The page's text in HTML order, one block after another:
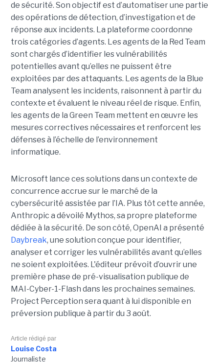
de sécurité. Son objectif est d’automatiser une partie
des opérations de détection, d’investigation et de
réponse aux incidents. La plateforme coordonne
trois catégories d’agents. Les agents de la Red Team
sont chargés d’identifier les vulnérabilités
potentielles avant qu’elles ne puissent être
exploitées par des attaquants. Les agents de la Blue
Team analysent les incidents, raisonnent à partir du
contexte et évaluent le niveau réel de risque. Enfin,
les agents de la Green Team mettent en œuvre les
mesures correctives nécessaires et renforcent les
défenses à l’échelle de l’environnement
informatique.
Microsoft lance ces solutions dans un contexte de
concurrence accrue sur le marché de la
cybersécurité assistée par l’IA. Plus tôt cette année,
Anthropic a dévoilé Mythos, sa propre plateforme
dédiée à la sécurité. De son côté, OpenAI a présenté
Daybreak, une solution conçue pour identifier,
analyser et corriger les vulnérabilités avant qu’elles
ne soient exploitées. L'éditeur prévoit d’ouvrir une
première phase de pré-visualisation publique de
MAI-Cyber-1-Flash dans les prochaines semaines.
Project Perception sera quant à lui disponible en
préversion publique à partir du 3 août.
Article rédigé par
Louise Costa
Journaliste